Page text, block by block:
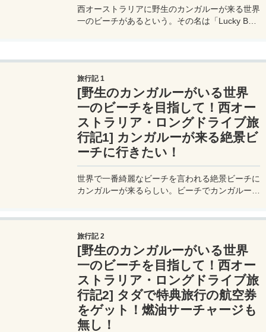
西オーストラリアに野生のカンガルーが来る世界
一のビーチがあるという。その名は「Lucky Bay
から、これはもう旅行でなくて冒険だ。
旅行記 1
[野生のカンガルーがいる世界
一のビーチを目指して！西オー
ストラリア・ロングドライブ旅
行記1] カンガルーが来る絶景ビ
ーチに行きたい！
世界で一番綺麗なビーチを言われる絶景ビーチに
カンガルーが来るらしい。ビーチでカンガルーと
旅行記 2
[野生のカンガルーがいる世界
一のビーチを目指して！西オー
ストラリア・ロングドライブ旅
行記2] タダで特典旅行の航空券
をゲット！燃油サーチャージも
無し！